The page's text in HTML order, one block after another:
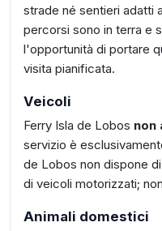
strade né sentieri adatti
percorsi sono in terra e
l'opportunità di portare
visita pianificata.
Veicoli
Ferry Isla de Lobos non
servizio è
de Lobos non dispone
di veicoli motorizzati;
Animali domestici